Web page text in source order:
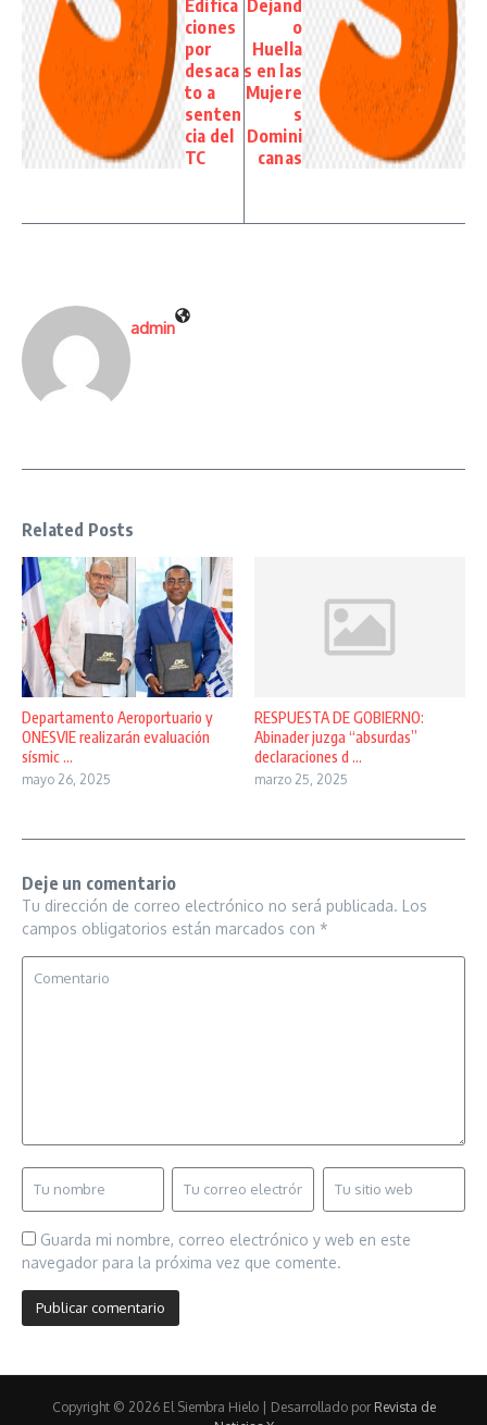
Edifica
ciones
por
desaca
to a
senten
cia del
TC
Dejand
o
Huella
s en las
Mujere
s
Domini
canas
admin
Related Posts
Departamento Aeroportuario y
ONESVIE realizarán evaluación
sísmic ...
mayo 26, 2025
RESPUESTA DE GOBIERNO:
Abinader juzga “absurdas”
declaraciones d ...
marzo 25, 2025
Deje un comentario
Tu dirección de correo electrónico no será publicada. Los
campos obligatorios están marcados con *
Guarda mi nombre, correo electrónico y web en este
navegador para la próxima vez que comente.
Copyright © 2026 El Siembra Hielo | Desarrollado por Revista de